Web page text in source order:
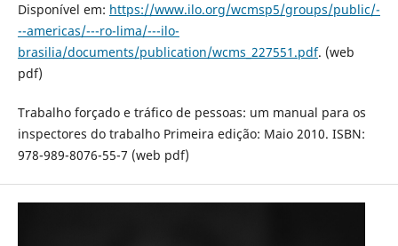
Disponível em: https://www.ilo.org/wcmsp5/groups/public/-
--americas/---ro-lima/---ilo-
brasilia/documents/publication/wcms_227551.pdf. (web
pdf)
Trabalho forçado e tráfico de pessoas: um manual para os
inspectores do trabalho Primeira edição: Maio 2010. ISBN:
978-989-8076-55-7 (web pdf)